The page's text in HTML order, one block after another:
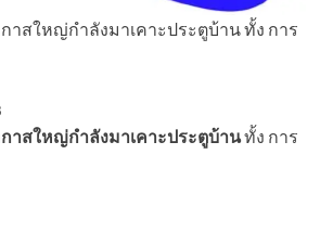
กาสใหญ่กำลังมาเคาะประตูบ้าน ทั้ง การ
กาสใหญ่กำลังมาเคาะประตูบ้านทั้ง การ